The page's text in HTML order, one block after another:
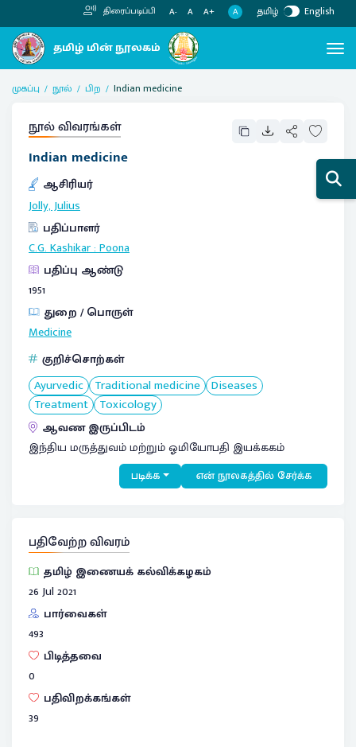
திரைப்படிப்பி A- A A+ A தமிழ் English
முகப்பு நூல் பிற Indian medicine
நூல் விவரங்கள்
Indian medicine
ஆசிரியர்
Jolly, Julius
பதிப்பாளர்
C.G. Kashikar:Poona
பதிப்பு ஆண்டு
1951
துறை / பொருள்
Medicine
குறிச்சொற்கள்
Ayurvedic Traditional medicine Diseases
Treatment Toxicology
ஆவண இருப்பிடம்
இந்திய மருத்துவம் மற்றும் ஓமியோபதி இயக்ககம்
படிக்க என் நூலகத்தில் சேர்க்க
பதிவேற்ற விவரம்
தமிழ் இணையக் கல்விக்கழகம்
26 Jul 2021
பார்வைகள்
493
பிடித்தவை
0
பதிவிறக்கங்கள்
39